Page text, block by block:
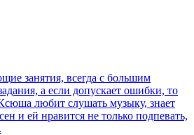
занятия, всегда с большим
а если допускает ошибки, то
любит слушать музыку, знает
и ей нравится не только подпевать,